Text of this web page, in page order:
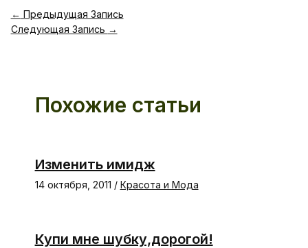
← Предыдущая Запись
Следующая Запись →
Похожие статьи
Изменить имидж
14 октября, 2011 / Красота и Мода
Купи мне шубку,дорогой!